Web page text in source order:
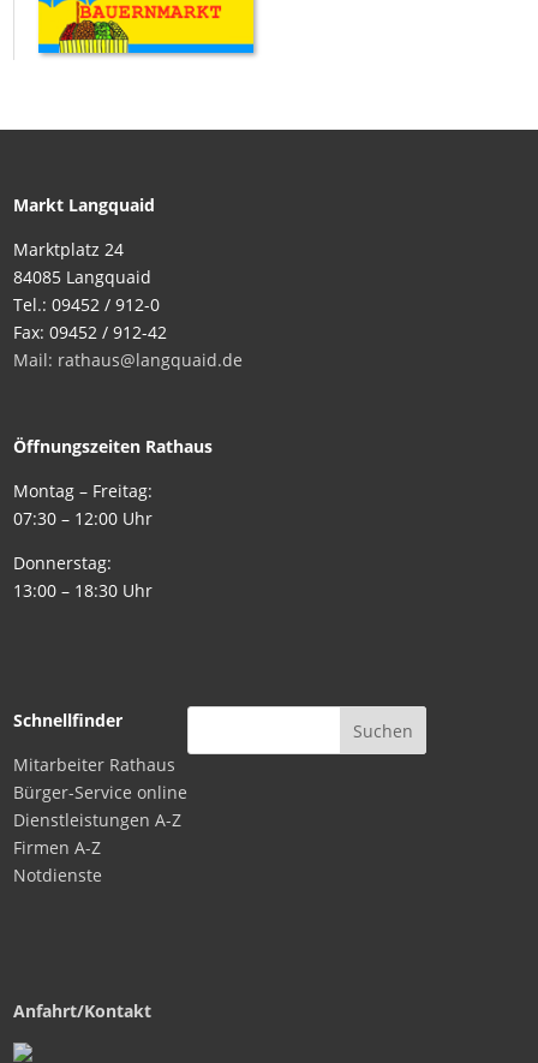
Markt Langquaid
Marktplatz 24
84085 Langquaid
Tel.: 09452 / 912-0
Fax: 09452 / 912-42
Mail: rathaus@langquaid.de
Öffnungszeiten Rathaus
Montag – Freitag:
07:30 – 12:00 Uhr
Donnerstag:
13:00 – 18:30 Uhr
Schnellfinder
Mitarbeiter Rathaus
Bürger-Service online
Dienstleistungen A-Z
Firmen A-Z
Notdienste
Anfahrt/Kontakt